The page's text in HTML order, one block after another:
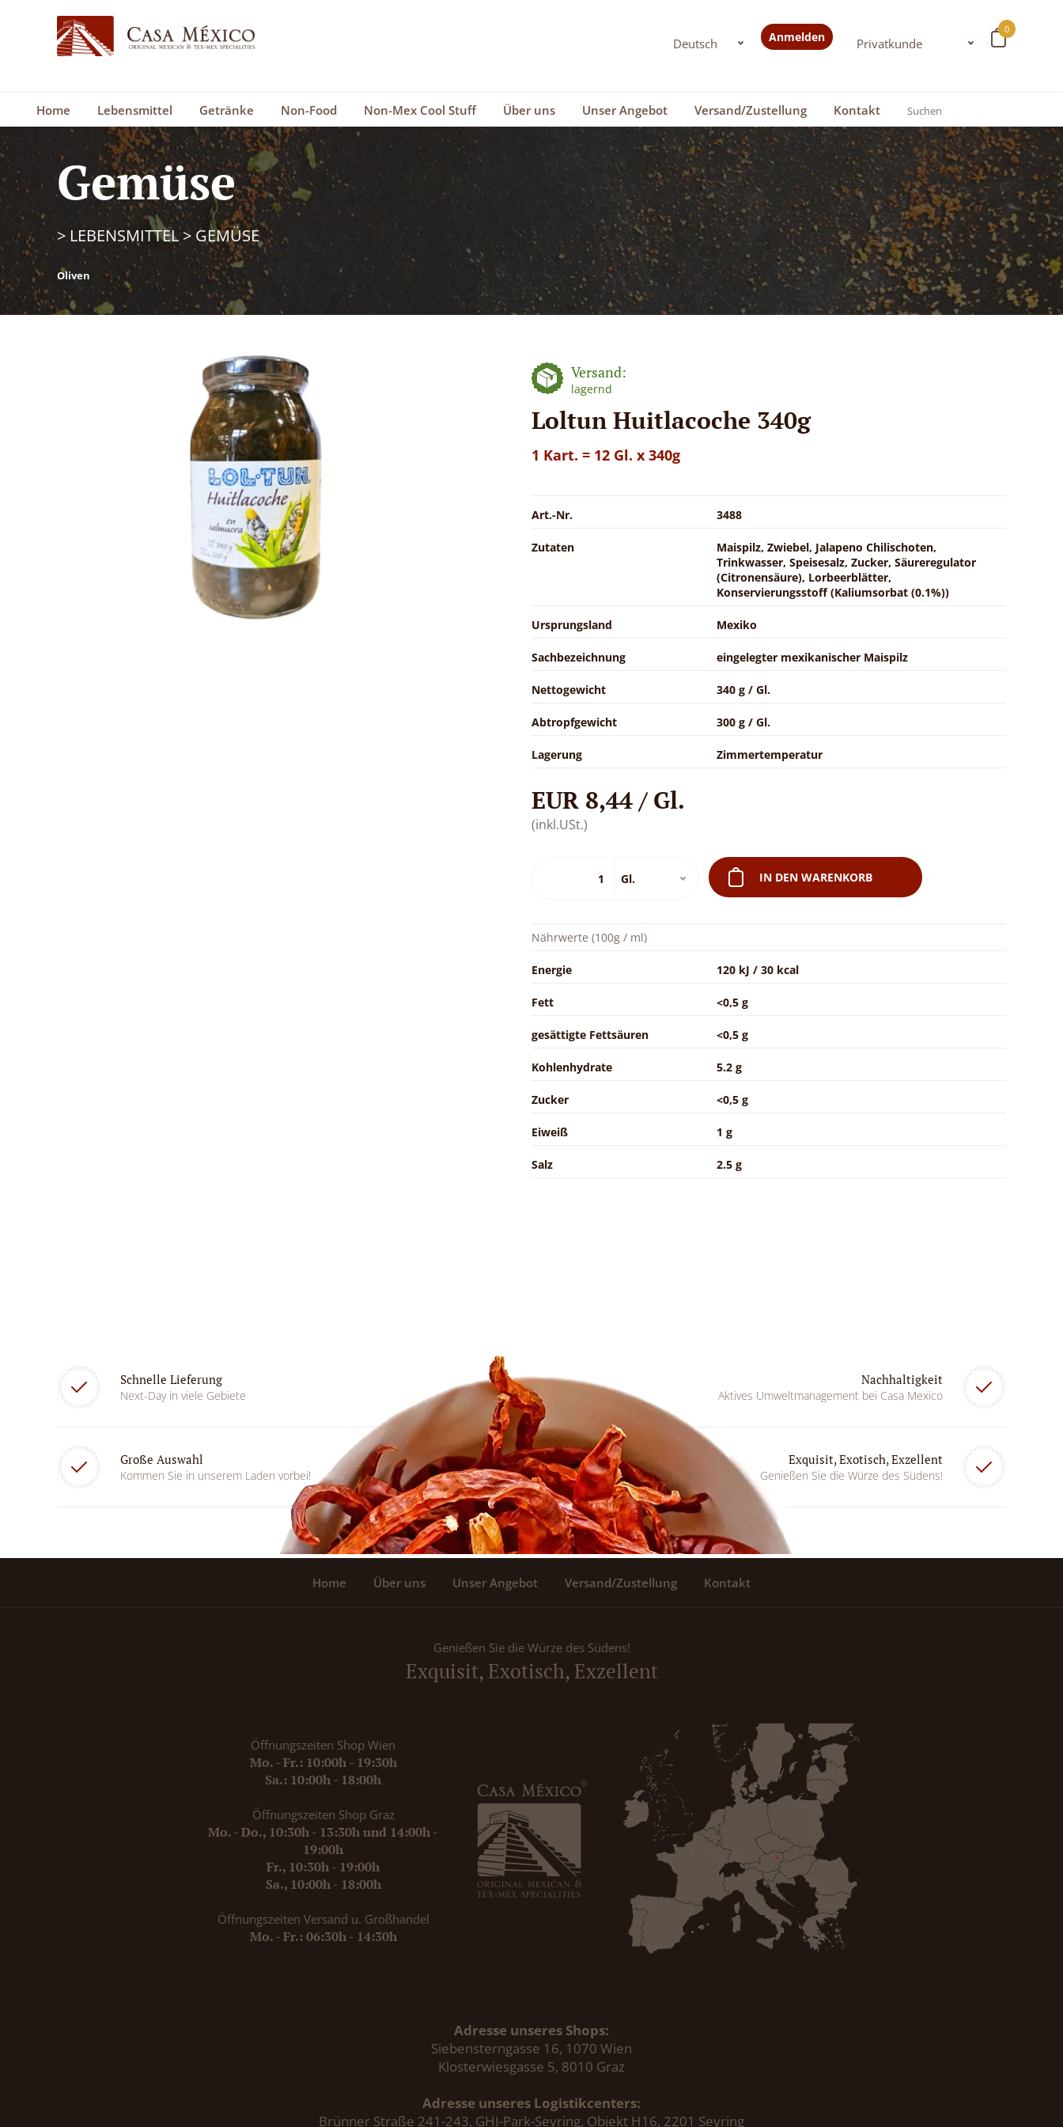
0
Anmelden
Home Lebensmittel Getränke Non-Food Non-Mex Cool Stuff Über uns Unser Angebot Versand/Zustellung Kontakt
Gemüse
> LEBENSMITTEL>GEMÜSE
Oliven
Versand:
lagernd
Loltun Huitlacoche 340g
1 Kart. = 12 Gl. x 340g
Art.-Nr. 3488
Zutaten
Maispilz, Zwiebel, Jalapeno Chilischoten,
Trinkwasser, Speisesalz, Zucker, Säureregulator
(Citronensäure), Lorbeerblätter,
Konservierungsstoff (Kaliumsorbat (0.1%))
Ursprungsland Mexiko
Sachbezeichnung eingelegter mexikanischer Maispilz
Nettogewicht 340 g / Gl.
Abtropfgewicht 300 g / Gl.
Lagerung Zimmertemperatur
EUR 8,44 / Gl.
(inkl.USt.)
IN DEN WARENKORB
Nährwerte (100g / ml)
Energie 120 kJ / 30 kcal
Fett <0,5 g
gesättigte Fettsäuren <0,5 g
Kohlenhydrate 5.2 g
Zucker <0,5 g
Eiweiß 1 g
Salz 2.5 g
Schnelle Lieferung
Next-Day in viele Gebiete
Nachhaltigkeit
Aktives Umweltmanagement bei Casa Mexico
Große Auswahl
Kommen Sie in unserem Laden vorbei!
Exquisit, Exotisch, Exzellent
Genießen Sie die Würze des Südens!
Home Über uns Unser Angebot Versand/Zustellung Kontakt
Genießen Sie die Würze des Südens!
Exquisit, Exotisch, Exzellent
Öffnungszeiten Shop Wien
Mo. - Fr.: 10:00h - 19:30h
Sa.: 10:00h - 18:00h
Öffnungszeiten Shop Graz
Mo. - Do., 10:30h - 13:30h und 14:00h -
19:00h
Fr., 10:30h - 19:00h
Sa., 10:00h - 18:00h
Öffnungszeiten Versand u. Großhandel
Mo. - Fr.: 06:30h - 14:30h
Adresse unseres Shops:
Siebensterngasse 16, 1070 Wien
Klosterwiesgasse 5, 8010 Graz
Adresse unseres Logistikcenters:
Brünner Straße 241-243, GHI-Park-Seyring, Objekt H16, 2201 Seyring